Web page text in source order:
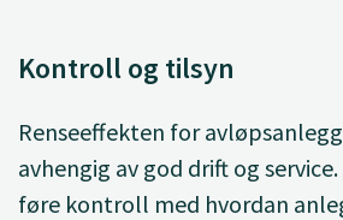
Kontroll og tilsyn
Renseeffekten for
avhengig av god drift og
føre kontroll med hvordan